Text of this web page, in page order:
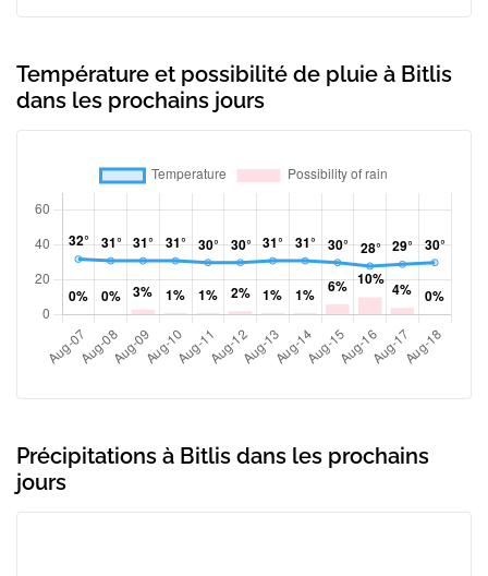
Température et possibilité de pluie à Bitlis
dans les prochains jours
Précipitations à Bitlis dans les prochains
jours